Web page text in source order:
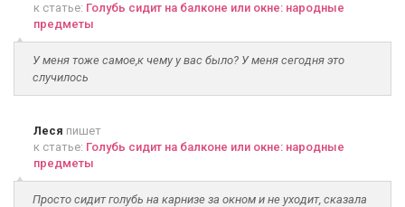
к статье: Голубь сидит на балконе или окне: народные
предметы
У меня тоже самое,к чему у вас было? У меня сегодня это
случилось
Леся пишет
к статье: Голубь сидит на балконе или окне: народные
предметы
Просто сидит голубь на карнизе за окном и не уходит, сказала